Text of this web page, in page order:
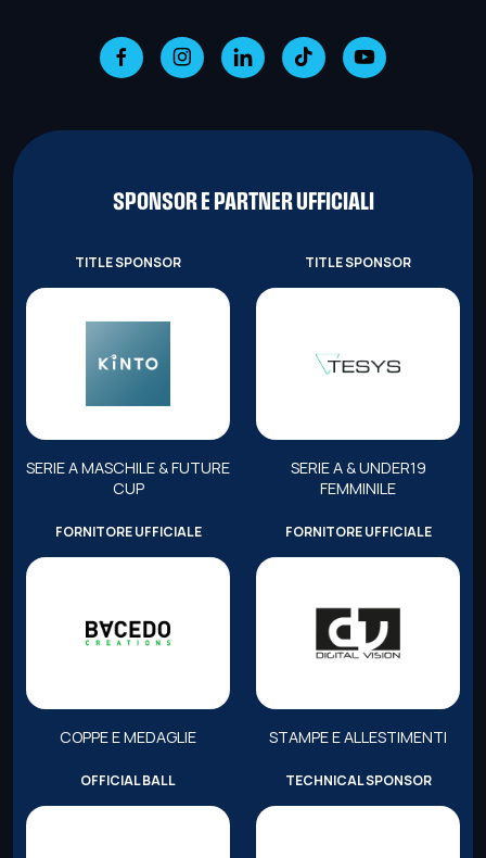
SPONSOR E PARTNER UFFICIALI
TITLE SPONSOR
SERIE A MASCHILE & FUTURE
CUP
TITLE SPONSOR
SERIE A & UNDER19
FEMMINILE
FORNITORE UFFICIALE
COPPE E MEDAGLIE
FORNITORE UFFICIALE
STAMPE E ALLESTIMENTI
OFFICIAL BALL TECHNICAL SPONSOR